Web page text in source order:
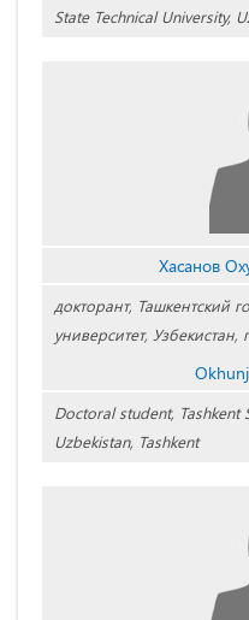
State Technical University,
Хасанов
докторант, Ташкентский
университет, Узбекистан,
Doctoral student, Tashkent
Uzbekistan, Tashkent